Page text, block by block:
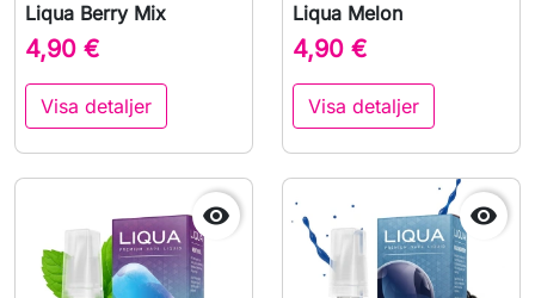
Liqua Berry Mix
4,90 €
Visa detaljer
Liqua Melon
4,90 €
Visa detaljer
 